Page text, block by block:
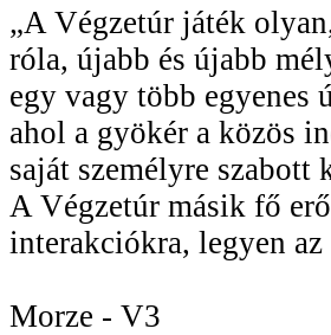
„A Végzetúr játék
róla, újabb és újabb
egy vagy több egyenes
ahol a gyökér a közös
saját személyre szabott
A Végzetúr másik fő
interakciókra, legyen
Morze - V3